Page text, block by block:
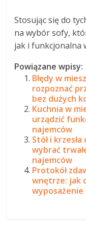
Stosując się do
na wybór sofy,
jak i funkcjonalna
Powiązane wpisy:
Błędy w
rozpoznać
bez dużych
Kuchnia w
urządzić
najemców
Stół i
wybrać
najemców
Protokół
wnętrze: jak